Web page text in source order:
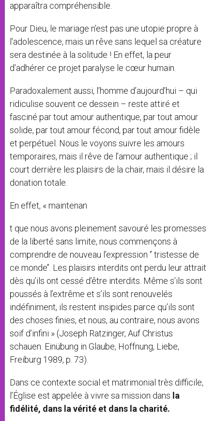
apparaîtra compréhensible.
Pour Dieu, le mariage n’est pas une utopie propre à
l’adolescence, mais un rêve sans lequel sa créature
sera destinée à la solitude ! En effet, la peur
d’adhérer ce projet paralyse le cœur humain.
Paradoxalement aussi, l’homme d’aujourd’hui – qui
ridiculise souvent ce dessein – reste attiré et
fasciné par tout amour authentique, par tout amour
solide, par tout amour fécond, par tout amour fidèle
et perpétuel. Nous le voyons suivre les amours
temporaires, mais il rêve de l’amour authentique ; il
court derrière les plaisirs de la chair, mais il désire la
donation totale.
En effet, « maintenan
t que nous avons pleinement savouré les promesses
de la liberté sans limite, nous commençons à
comprendre de nouveau l’expression ‘’ tristesse de
ce monde’’. Les plaisirs interdits ont perdu leur attrait
dès qu’ils ont cessé d’être interdits. Même s’ils sont
poussés à l’extrême et s’ils sont renouvelés
indéfiniment, ils restent insipides parce qu’ils sont
des choses finies, et nous, au contraire, nous avons
soif d’infini » (Joseph Ratzinger, Auf Christus
schauen. Einübung in Glaube, Hoffnung, Liebe,
Freiburg 1989, p. 73).
Dans ce contexte social et matrimonial très difficile,
l’Église est appelée à vivre sa mission dans la
fidélité, dans la vérité et dans la charité.